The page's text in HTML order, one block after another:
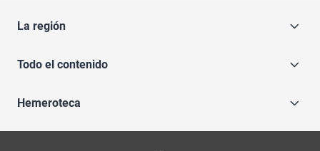
La región
Todo el contenido
Hemeroteca